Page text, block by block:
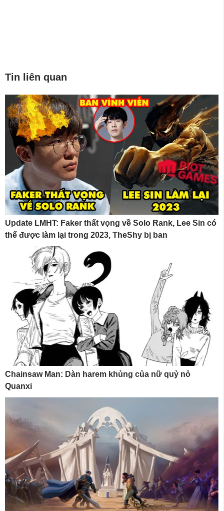
Tin liên quan
Update LMHT: Faker thất vọng về Solo Rank, Lee Sin có
thể được làm lại trong 2023, TheShy bị ban
Chainsaw Man: Dàn harem khủng của nữ quỷ nỏ
Quanxi